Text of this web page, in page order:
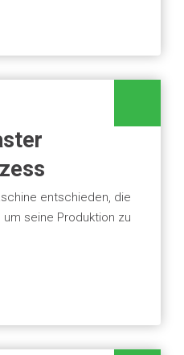
entschieden, die
seine Produktion zu